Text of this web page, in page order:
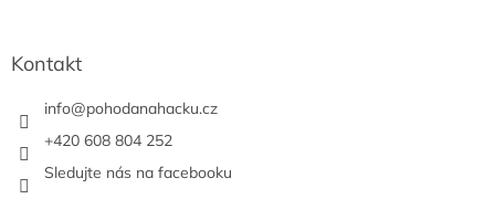
Kontakt
info@pohodanahacku.cz
+420 608 804 252
Sledujte nás na facebooku